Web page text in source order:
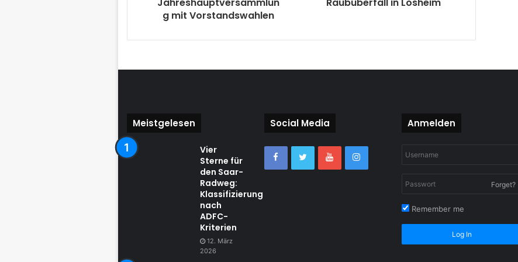
g mit Vorstandswahlen
Meistgelesen
Vier
Sterne für
den Saar-
Radweg:
Klassifizierung
nach
ADFC-
Kriterien
12. März
2026
Social Media Anmelden
Forget?
Remember me
Log In